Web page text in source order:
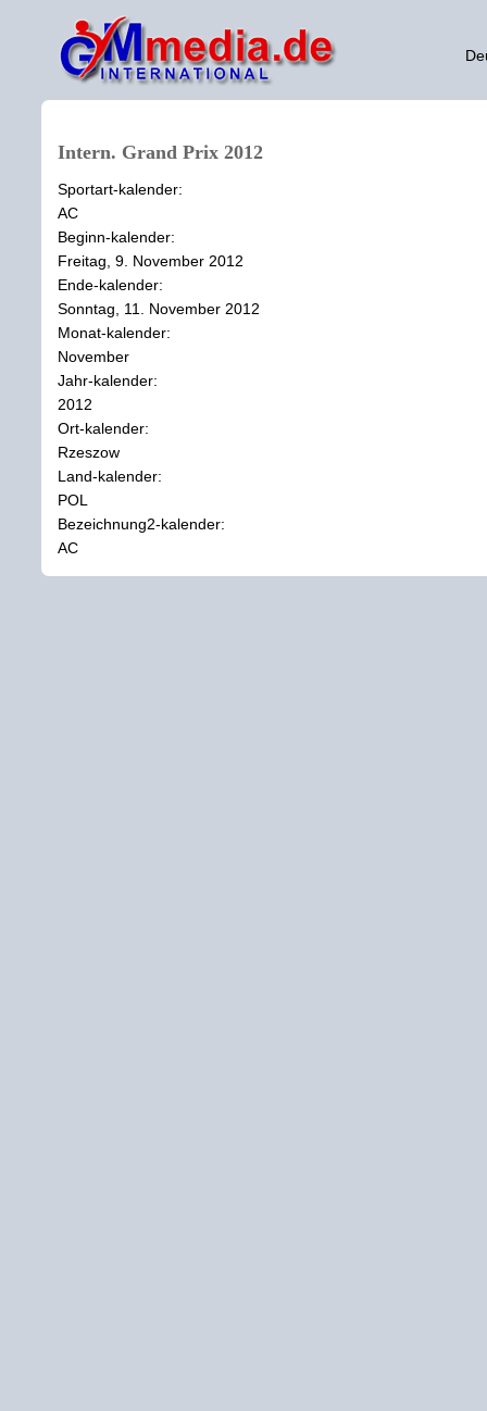
Intern. Grand Prix 2012
Sportart-kalender:
AC
Beginn-kalender:
Freitag, 9. November 2012
Ende-kalender:
Sonntag, 11. November 2012
Monat-kalender:
November
Jahr-kalender:
2012
Ort-kalender:
Rzeszow
Land-kalender:
POL
Bezeichnung2-kalender:
AC